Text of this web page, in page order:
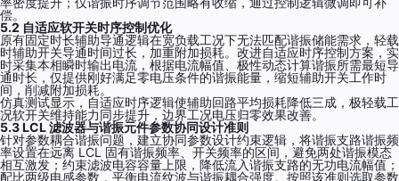
偿。
5.2 自适应软开关时序控制优化
原有固定时长辅助导通逻辑在宽负载工况下无法匹配谐振储能需求，轻载
时辅助开关导通时间过长，加重附加损耗。改进自适应时序控制方案，实
时采集本相瞬时输出电流，根据电流幅值、极性动态计算谐振所需最短导
通时长，仅提供刚好满足零电压条件的谐振能量，缩短辅助开关工作时
间，削减附加损耗。
仿真测试显示，自适应时序逻辑使辅助回路平均损耗降低三成，极轻载工
况软开关维持能力同步提升，边界工况电压归零效果改善。
5.3 LCL 滤波器与谐振元件参数协同设计准则
针对参数耦合谐振问题，建立协同参数设计约束逻辑，将谐振支路谐振频
率设置在远离 LCL 固有谐振频率、开关频率的区间，避免两处谐振模态
相互激发；约束滤波电容容量上限，降低流入谐振支路的无功电流幅值；
配比两级电感参数，平衡电流纹波与谐振耦合强度。按照该准则选取参数